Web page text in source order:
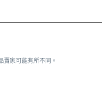
賣家可能有所不同。